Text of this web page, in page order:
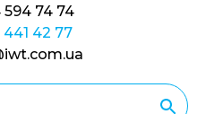
74 74
441 42 77